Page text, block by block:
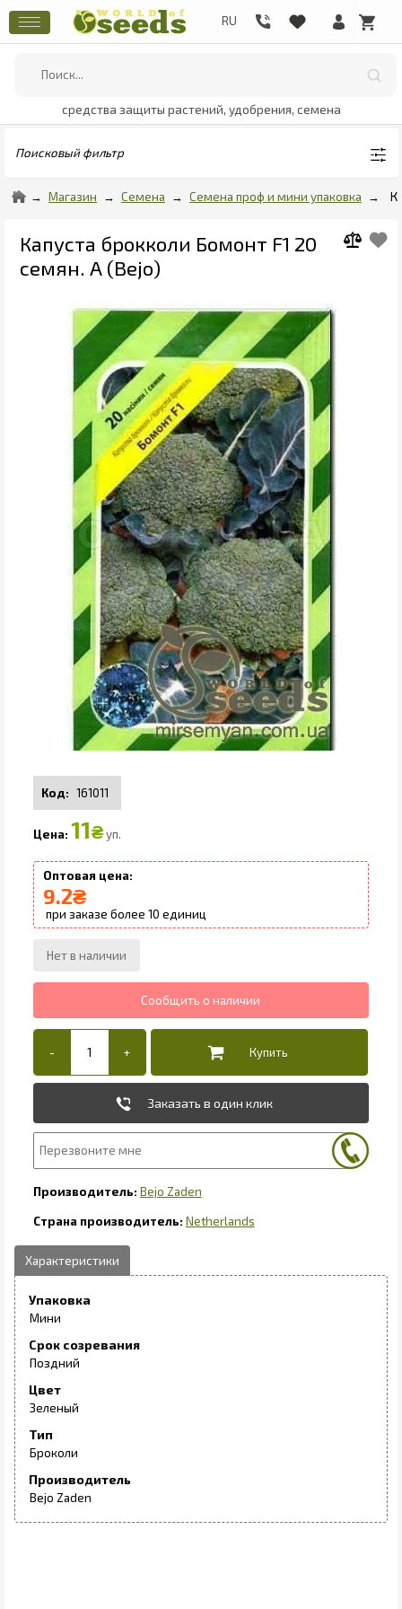
средства защиты растений, удобрения, семена
Поисковый фильтр
Магазин Семена Семена проф и мини упаковка
Капуста брокколи Бомонт F1 20
семян. А (Bejo)
161011
11₴ уп.
9.2₴
10
Заказать в один клик
Bejo Zaden
Netherlands
Упаковка
Мини
Срок созревания
Поздний
Цвет
Зеленый
Тип
Броколи
Производитель
Bejo Zaden